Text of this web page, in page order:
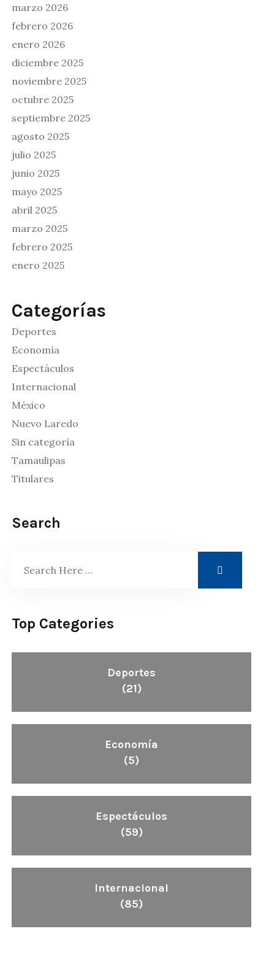
marzo 2026
febrero 2026
enero 2026
diciembre 2025
noviembre 2025
octubre 2025
septiembre 2025
agosto 2025
julio 2025
junio 2025
mayo 2025
abril 2025
marzo 2025
febrero 2025
enero 2025
Categorías
Deportes
Economía
Espectáculos
Internacional
México
Nuevo Laredo
Sin categoría
Tamaulipas
Titulares
Search
Top Categories
Deportes
(21)
Economía
(5)
Espectáculos
(59)
Internacional
(85)